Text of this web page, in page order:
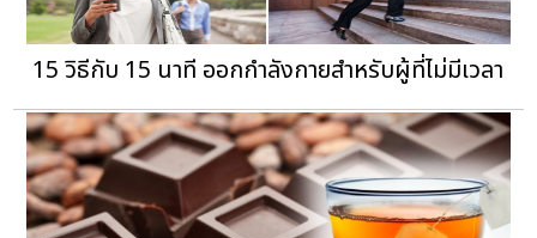
15 วิธีกับ 15 นาที ออกกำลังกายสำหรับผู้ที่ไม่มีเวลา